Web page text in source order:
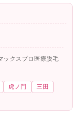
ックスプロ医療脱毛
虎ノ門
三田